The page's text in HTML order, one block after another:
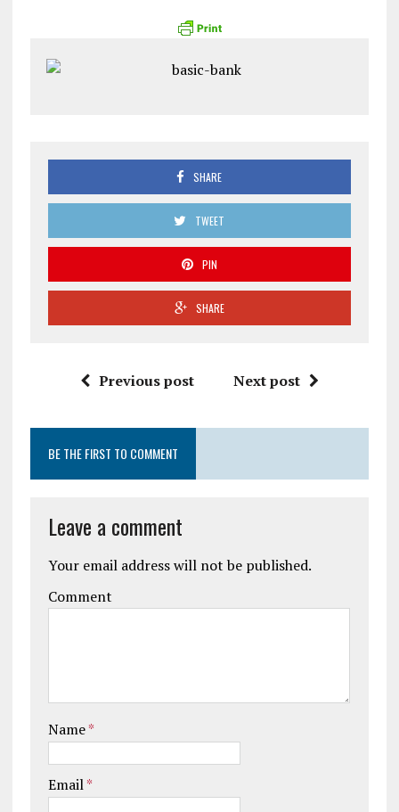
SHARE
TWEET
PIN
SHARE
Previous post Next post
BE THE FIRST TO COMMENT
Leave a comment
Your email address will not be published.
Comment
Name*
Email*